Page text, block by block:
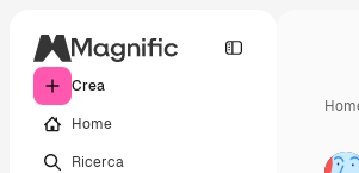
Crea
Home
Ricerca